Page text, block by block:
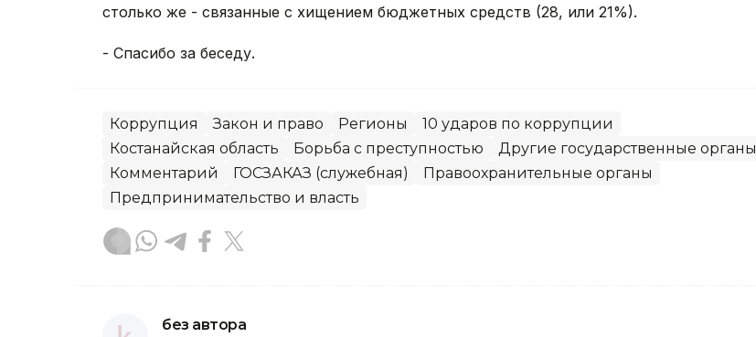
столько же - связанные с хищением бюджетных средств (28, или 21%).
- Спасибо за беседу.
Коррупция Закон и право Регионы
10 ударов по коррупции
Костанайская область
Борьба с преступностью
Другие государственные органы
Комментарий
ГОСЗАКАЗ (служебная)
Правоохранительные органы
Предпринимательство и власть
без автора